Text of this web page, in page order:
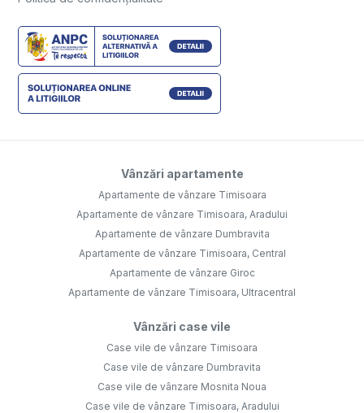
Vânzări apartamente
Apartamente de vânzare Timisoara
Apartamente de vânzare Timisoara, Aradului
Apartamente de vânzare Dumbravita
Apartamente de vânzare Timisoara, Central
Apartamente de vânzare Giroc
Apartamente de vânzare Timisoara, Ultracentral
Vânzări case vile
Case vile de vânzare Timisoara
Case vile de vânzare Dumbravita
Case vile de vânzare Mosnita Noua
Case vile de vânzare Timisoara, Aradului